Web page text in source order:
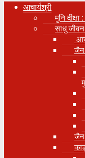
आचार्यश्री
मुनि दीक्षा
साधु जीवन
जैन
जैन